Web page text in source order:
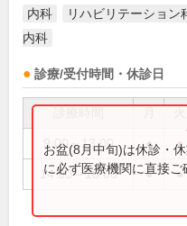
内科 リハビリテーション
内科
診療/受付時間・休診日
9:00～13:00 ● ●
14:00～18:00 ● ●
お盆(8月中旬)は休診・
に必ず医療機関に直接ご